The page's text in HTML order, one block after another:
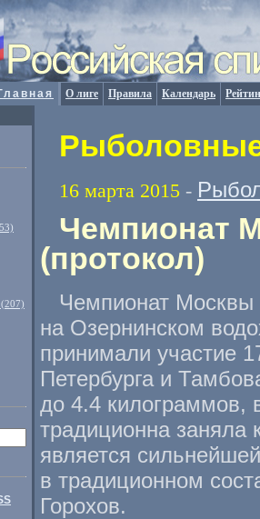
О лиге Правила Календарь
Рыболовные
16 марта 2015 -
Чемпионат
(протокол)
Чемпионат Москвы
на Озернинском
принимали участие
Петербурга и
до 4.4 килограммов,
традиционна заняла
является
в традиционном
Горохов.